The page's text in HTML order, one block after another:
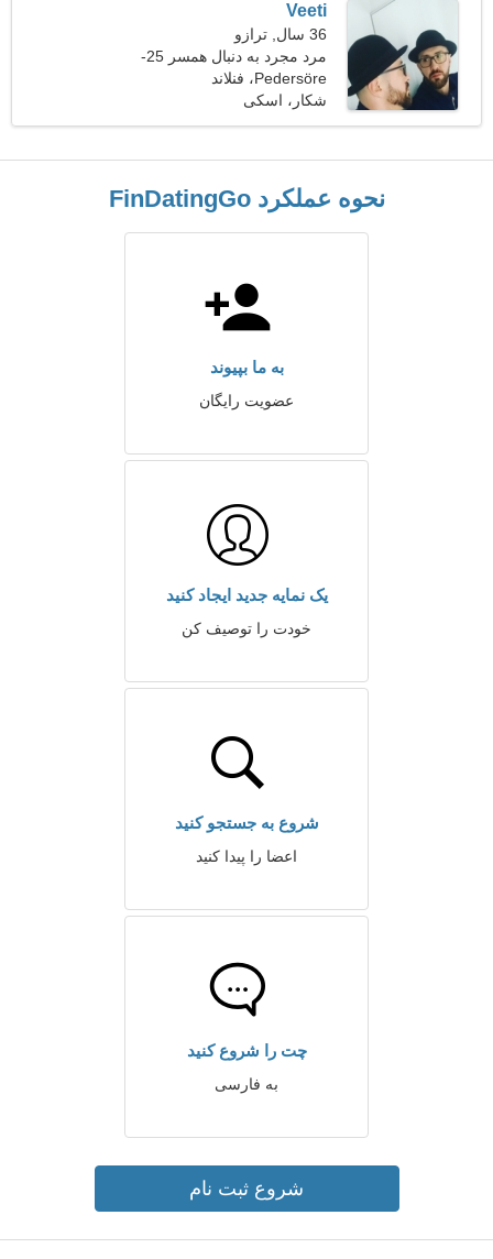
Veeti
36 سال, ترازو
مرد مجرد به دنبال همسر 25-
31
Pedersöre، فنلاند
شکار، اسکی
نحوه عملکرد FinDatingGo
به ما بپیوند
عضویت رایگان
یک نمایه جدید ایجاد کنید
خودت را توصیف کن
شروع به جستجو کنید
اعضا را پیدا کنید
چت را شروع کنید
به فارسی
شروع ثبت نام